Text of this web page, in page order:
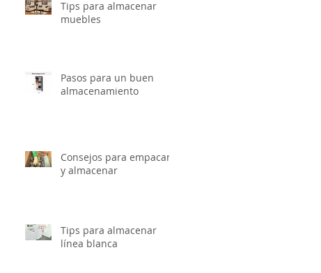
Tips para almacenar
muebles
Pasos para un buen
almacenamiento
Consejos para empacar
y almacenar
Tips para almacenar
línea blanca